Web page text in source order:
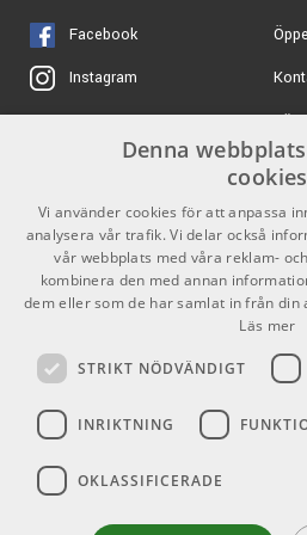
Specifikationer:
Swamp Ash-Kropp
Lönnhals med Rosewood
Bolt-On halsinfästning
Mässingsöversadel
Stränghållare
25,5" Skala, 7,25" Radie
635 JM-R Halsprofil
Fixed PRS Patented Stall
Låsbar Mekanik Vintage Style
Ibanez AZES31-VM AZ
Essential Vermilon Red
ARTIKELNUMMER 1073281
gitarr
Ernie Ball 4114 -
ARTIKELNUMMER 1047129
AMP CR-10 - 3m
Tele/Tele-
instrumentkabel med
6,3mm kontakter
ARTIKELNUMMER 1001210
Mikrofiberduk
Profile FPB01
Facebook
Instagram
X
Youtube
TikTok
Info
Denna
cookies
Vi använder cookies för att anpassa
analysera vår trafik. Vi delar också
vår webbplats med våra reklam-
kombinera den med annan
dem eller som de har samlat in från din
Läs mer
STRIKT NÖDVÄNDIGT
INRIKTNING
OKLASSIFICERADE